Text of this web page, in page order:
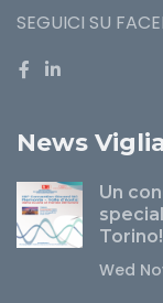
SEGUICI SU
News
Un
Torino!
Wed